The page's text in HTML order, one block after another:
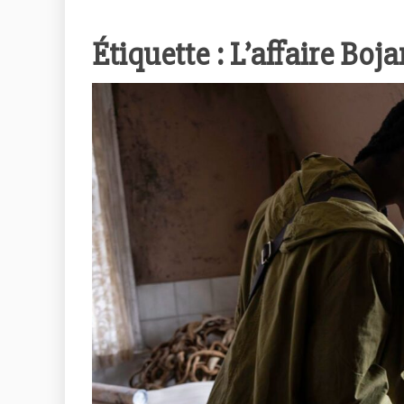
Étiquette :L’affaire